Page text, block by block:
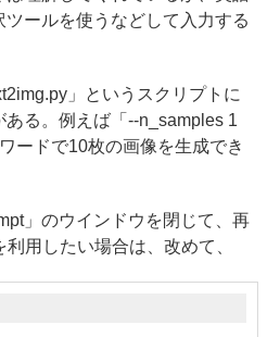
ールを使うなどして入力する
」というスクリプトに
る。例えば「--n_samples 1
ードで10枚の画像を生成でき
」のウインドウを閉じて、再
用したい場合は、改めて、